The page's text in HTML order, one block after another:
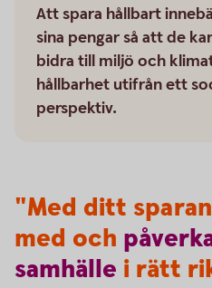
Att spara hållbart
sina pengar så att de
bidra till miljö och
hållbarhet utifrån ett
perspektiv.
"Med ditt
med och
samhälle i rätt